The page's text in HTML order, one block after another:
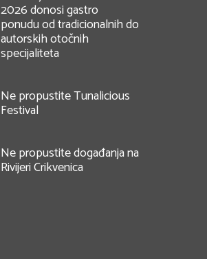
2026 donosi gastro
ponudu od tradicionalnih do
autorskih otočnih
specijaliteta
Ne propustite Tunalicious
Festival
Ne propustite događanja na
Rivijeri Crikvenica